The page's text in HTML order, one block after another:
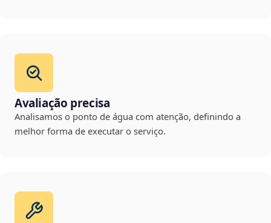
Avaliação precisa
Analisamos o ponto de água com atenção, definindo a
melhor forma de executar o serviço.